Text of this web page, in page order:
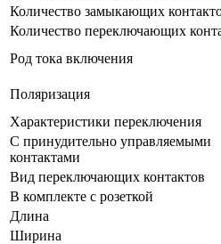
Количество замыкающих
Количество переключающих
Род тока включения
Поляризация
Характеристики переключения
С принудительно управляемыми
контактами
Вид переключающих контактов
В комплекте с розеткой
Длина
Ширина